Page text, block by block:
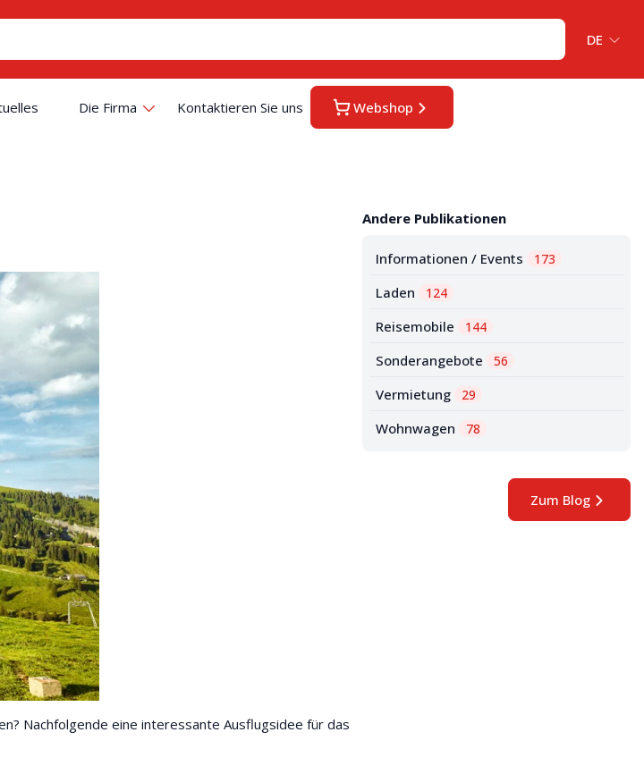
DE
Die Firma Kontaktieren Sie uns Webshop
Nachfolgende eine interessante Ausflugsidee für das
Andere Publikationen
Informationen / Events 173
Laden 124
Reisemobile 144
Sonderangebote 56
Vermietung 29
Wohnwagen 78
Zum Blog